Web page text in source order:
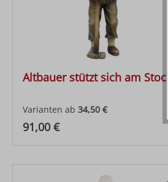
Altbauer stützt sich am Stock
Varianten ab 34,50 €
Regulärer Preis:
91,00 €